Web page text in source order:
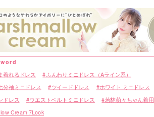
着れるドレス ふんわりミニドレス（Aライン系）
分袖ミニドレス ツイードドレス ホワイト ミニドレス
ドレス ウエストベルトミニドレス 若林萌々ちゃん着用
Cream 7Look